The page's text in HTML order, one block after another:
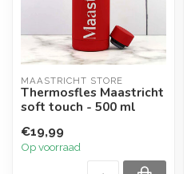
MAASTRICHT STORE
Thermosfles Maastricht
soft touch - 500 ml
€19,99
Op voorraad